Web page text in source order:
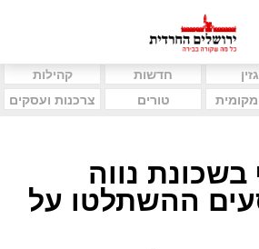
חדשות
קהילות
טורים צרכנות ועסקים
נווה
ההשתלטו על